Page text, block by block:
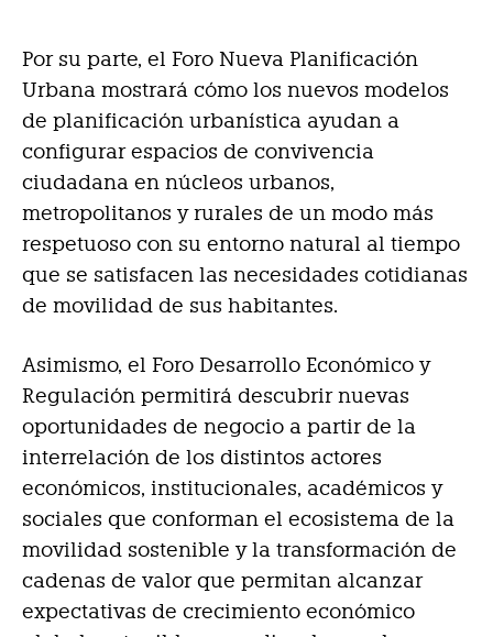
Por su parte, el Foro Nueva Planificación
Urbana mostrará cómo los nuevos modelos
de planificación urbanística ayudan a
configurar espacios de convivencia
ciudadana en núcleos urbanos,
metropolitanos y rurales de un modo más
respetuoso con su entorno natural al tiempo
que se satisfacen las necesidades cotidianas
de movilidad de sus habitantes.
Asimismo, el Foro Desarrollo Económico y
Regulación permitirá descubrir nuevas
oportunidades de negocio a partir de la
interrelación de los distintos actores
económicos, institucionales, académicos y
sociales que conforman el ecosistema de la
movilidad sostenible y la transformación de
cadenas de valor que permitan alcanzar
expectativas de crecimiento económico